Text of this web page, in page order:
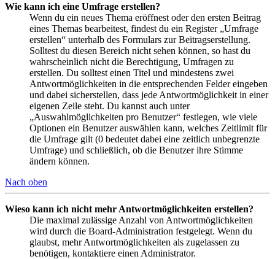
Wie kann ich eine Umfrage erstellen?
Wenn du ein neues Thema eröffnest oder den ersten Beitrag
eines Themas bearbeitest, findest du ein Register „Umfrage
erstellen“ unterhalb des Formulars zur Beitragserstellung.
Solltest du diesen Bereich nicht sehen können, so hast du
wahrscheinlich nicht die Berechtigung, Umfragen zu
erstellen. Du solltest einen Titel und mindestens zwei
Antwortmöglichkeiten in die entsprechenden Felder eingeben
und dabei sicherstellen, dass jede Antwortmöglichkeit in einer
eigenen Zeile steht. Du kannst auch unter
„Auswahlmöglichkeiten pro Benutzer“ festlegen, wie viele
Optionen ein Benutzer auswählen kann, welches Zeitlimit für
die Umfrage gilt (0 bedeutet dabei eine zeitlich unbegrenzte
Umfrage) und schließlich, ob die Benutzer ihre Stimme
ändern können.
Nach oben
Wieso kann ich nicht mehr Antwortmöglichkeiten erstellen?
Die maximal zulässige Anzahl von Antwortmöglichkeiten
wird durch die Board-Administration festgelegt. Wenn du
glaubst, mehr Antwortmöglichkeiten als zugelassen zu
benötigen, kontaktiere einen Administrator.